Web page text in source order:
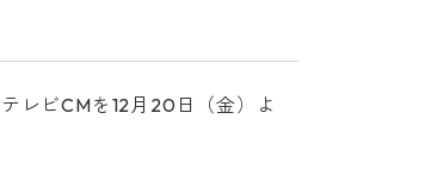
レビCMを12月20日（金）よ